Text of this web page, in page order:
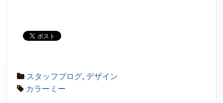
スタッフブログ, デザイン
カラーミー